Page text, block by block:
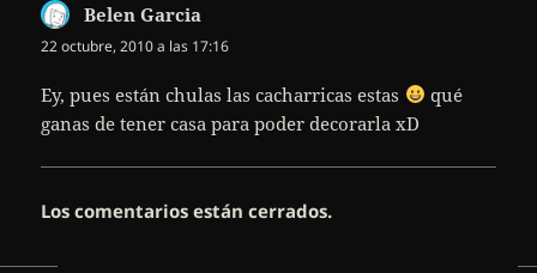
Belen Garcia
22 octubre, 2010 a las 17:16
Ey, pues están chulas las cacharricas estas
qué
ganas de tener casa para poder decorarla xD
Los comentarios están cerrados.